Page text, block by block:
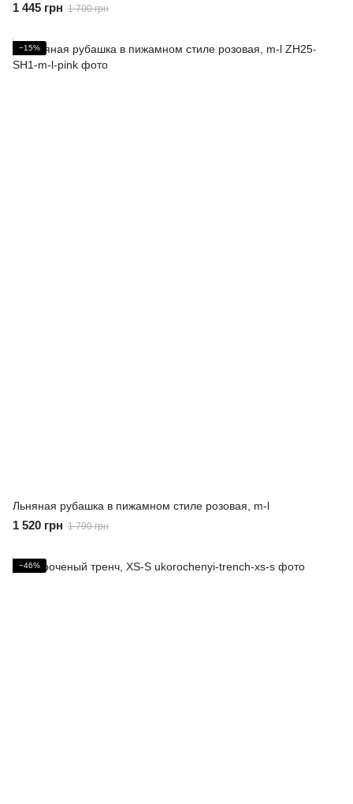
1 445 грн 1 700 грн
−15%
Льняная рубашка в пижамном стиле розовая, m-l
1 520 грн 1 790 грн
−46%